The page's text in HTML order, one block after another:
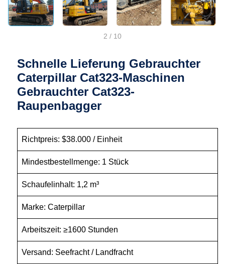
2 / 10
Schnelle Lieferung Gebrauchter
Caterpillar Cat323-Maschinen
Gebrauchter Cat323-
Raupenbagger
Richtpreis: $38.000 / Einheit
Mindestbestellmenge: 1 Stück
Schaufelinhalt: 1,2 m³
Marke: Caterpillar
Arbeitszeit: ≥1600 Stunden
Versand: Seefracht / Landfracht